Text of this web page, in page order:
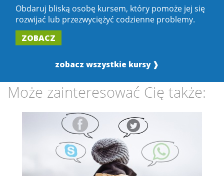
Obdaruj bliską osobę kursem, który pomoże jej się
rozwijać lub przezwyciężyć codzienne problemy.
ZOBACZ
zobacz wszystkie kursy ❱
Może zainteresować Cię także: